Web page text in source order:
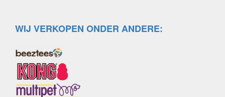
WIJ VERKOPEN ONDER ANDERE: